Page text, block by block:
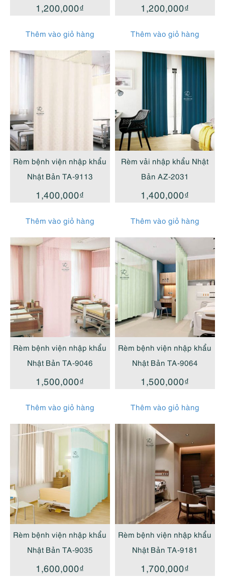
1,200,000₫
Thêm vào giỏ hàng
1,200,000₫
Thêm vào giỏ hàng
Rèm bệnh viện nhập khẩu
Nhật Bản TA-9113
1,400,000₫
Thêm vào giỏ hàng
Rèm vải nhập khẩu Nhật
Bản AZ-2031
1,400,000₫
Thêm vào giỏ hàng
Rèm bệnh viện nhập khẩu
Nhật Bản TA-9046
1,500,000₫
Thêm vào giỏ hàng
Rèm bệnh viện nhập khẩu
Nhật Bản TA-9064
1,500,000₫
Thêm vào giỏ hàng
Rèm bệnh viện nhập khẩu
Nhật Bản TA-9035
1,600,000₫
Rèm bệnh viện nhập khẩu
Nhật Bản TA-9181
1,700,000₫